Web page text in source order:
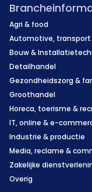
Agri & food
Automotive, transport
Bouw &
Detailhandel
Gezondheidszorg &
Groothandel
Horeca, toerisme &
IT, online & e-
Industrie & productie
Media, reclame &
Zakelijke
Overig